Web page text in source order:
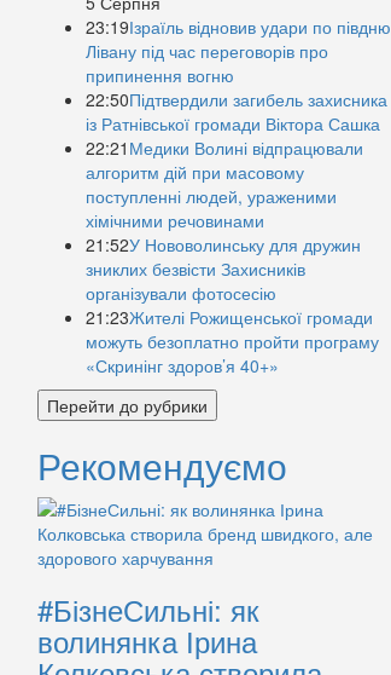
23:19Ізраїль відновив удари по півдню
Лівану під час переговорів про
припинення вогню
22:50Підтвердили загибель захисника
із Ратнівської громади Віктора Сашка
22:21 Медики Волині відпрацювали
алгоритм дій при масовому
поступленні людей, ураженими
хімічними речовинами
21:52У Нововолинську для дружин
зниклих безвісти Захисників
організували фотосесію
21:23Жителі Рожищенської громади
можуть безоплатно пройти програму
«Скринінг здоров’я 40+»
Перейти до рубрики
Рекомендуємо
#БізнеСильні: як
волинянка Ірина